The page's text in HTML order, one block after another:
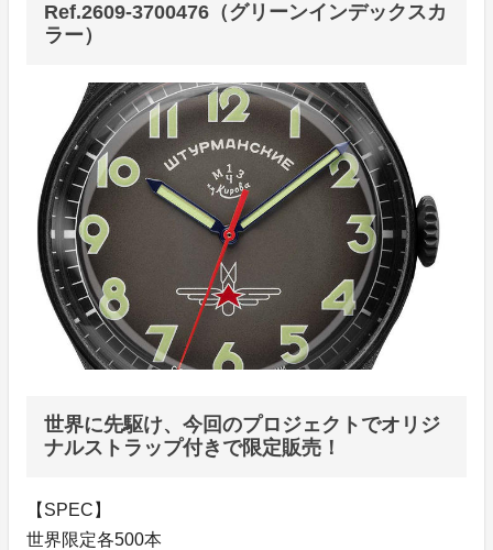
Ref.2609-3700476（グリーンインデックスカ
ラー）
世界に先駆け、今回のプロジェクトでオリジ
ナルストラップ付きで限定販売！
【SPEC】
世界限定各500本